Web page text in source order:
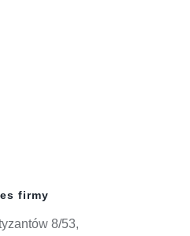
firmy
8/53,